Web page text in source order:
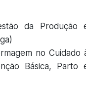
da Produção
no Cuidado
Básica, Parto